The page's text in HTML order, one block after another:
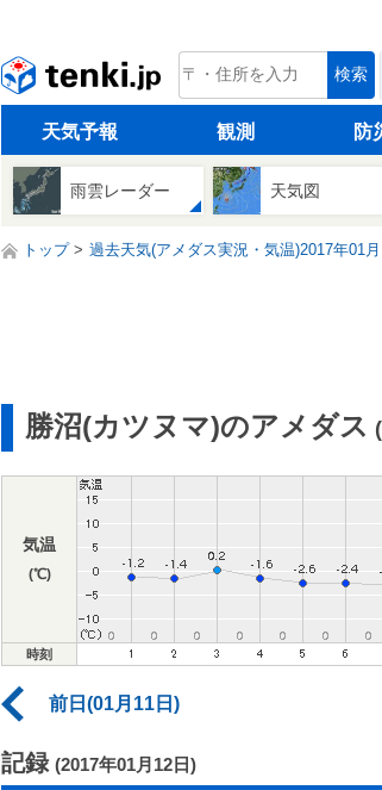
tenki.jp 検索
天気予報 観測 防
雨雲レーダー 天気図
トップ 過去天気(アメダス実況・気温)2017年01月
勝沼(カツヌマ)のアメダス
気温
(℃)
時刻
前日(01月11日)
記録 (2017年01月12日)